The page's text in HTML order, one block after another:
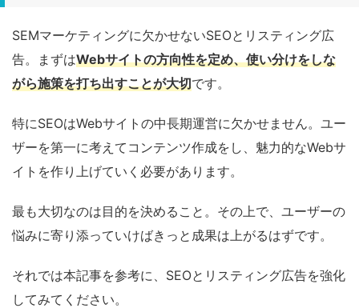
SEMマーケティングに欠かせないSEOとリスティング広
告。まずはWebサイトの方向性を定め、使い分けをしな
がら施策を打ち出すことが大切です。
特にSEOはWebサイトの中長期運営に欠かせません。ユー
ザーを第一に考えてコンテンツ作成をし、魅力的なWebサ
イトを作り上げていく必要があります。
最も大切なのは目的を決めること。その上で、ユーザーの
悩みに寄り添っていけばきっと成果は上がるはずです。
それでは本記事を参考に、SEOとリスティング広告を強化
してみてください。